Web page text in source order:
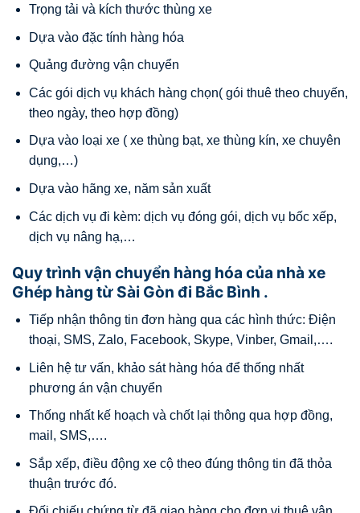
Trọng tải và kích thước thùng xe
Dựa vào đặc tính hàng hóa
Quảng đường vận chuyển
Các gói dịch vụ khách hàng chọn( gói thuê theo chuyến,
theo ngày, theo hợp đồng)
Dựa vào loại xe ( xe thùng bạt, xe thùng kín, xe chuyên
dụng,…)
Dựa vào hãng xe, năm sản xuất
Các dịch vụ đi kèm: dịch vụ đóng gói, dịch vụ bốc xếp,
dịch vụ nâng hạ,…
Quy trình vận chuyển hàng hóa của nhà xe
Ghép hàng từ Sài Gòn đi Bắc Bình .
Tiếp nhận thông tin đơn hàng qua các hình thức: Điện
thoại, SMS, Zalo, Facebook, Skype, Vinber, Gmail,….
Liên hệ tư vấn, khảo sát hàng hóa để thống nhất
phương án vận chuyển
Thống nhất kế hoạch và chốt lại thông qua hợp đồng,
mail, SMS,….
Sắp xếp, điều động xe cộ theo đúng thông tin đã thỏa
thuận trước đó.